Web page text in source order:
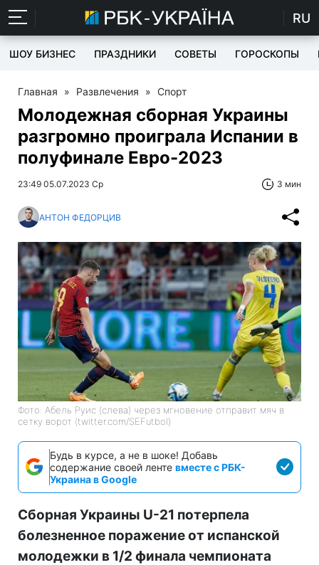
RU
ШОУ БИЗНЕС ПРАЗДНИКИ СОВЕТЫ ГОРОСКОПЫ
Главная » Развлечения » Спорт
Молодежная сборная Украины
разгромно проиграла Испании в
полуфинале Евро-2023
23:49 05.07.2023 Ср 3 мин
АНТОН ФЕДОРЦИВ
Фото: Абель Руис (слева) через мгновение отправит мяч в
сетку ворот (twitter.com/SEFutbol)
Будь в курсе, а не в шоке! Добавь
содержание своей ленте вместе с РБК-
Украина в Google
Сборная Украины U-21 потерпела
болезненное поражение от испанской
молодежки в 1/2 финала чемпионата